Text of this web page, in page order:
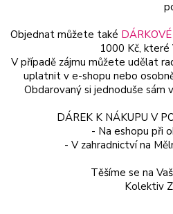
Objednat můžete také
1000 Kč,
V případě zájmu můžete udělat
uplatnit v e-shopu nebo
Obdarovaný si jednoduše sám
DÁREK K NÁKUPU V
- Na eshopu při
- V zahradnictví na
Těšíme se na
Kolektiv